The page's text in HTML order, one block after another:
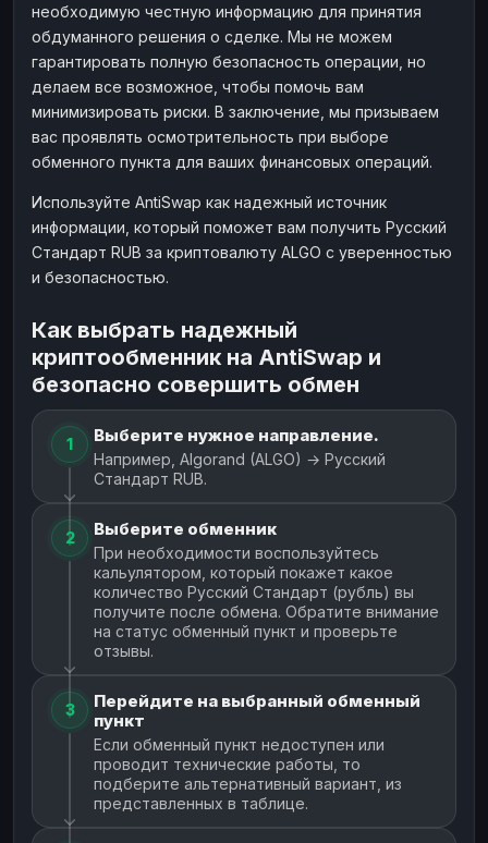
необходимую честную информацию для принятия
обдуманного решения о сделке. Мы не можем
гарантировать полную безопасность операции, но
делаем все возможное, чтобы помочь вам
минимизировать риски. В заключение, мы призываем
вас проявлять осмотрительность при выборе
обменного пункта для ваших финансовых операций.
Используйте AntiSwap как надежный источник
информации, который поможет вам получить Русский
Стандарт RUB за криптовалюту ALGO с уверенностью
и безопасностью.
Как выбрать надежный
криптообменник на AntiSwap и
безопасно совершить обмен
1 Выберите нужное направление.
Например, Algorand (ALGO) → Русский
Стандарт RUB.
2 Выберите обменник
При необходимости воспользуйтесь
кальулятором, который покажет какое
количество Русский Стандарт (рубль) вы
получите после обмена. Обратите внимание
на статус обменный пункт и проверьте
отзывы.
3
Перейдите на выбранный обменный
пункт
Если обменный пункт недоступен или
проводит технические работы, то
подберите альтернативный вариант, из
представленных в таблице.